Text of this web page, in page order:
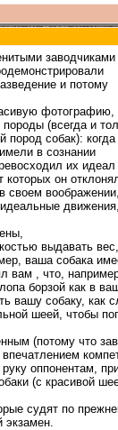
заводчиками
и потому
фотографию,
(всегда и
пород собак): когда
в сознании
их идеал
которых он
своем
выдавать
ваша собака
вам , что,
борзой как в
вашу собаку, как
шеей, чтобы
(потому что
оппонентам,
(с красивой
судят по
экзамен.